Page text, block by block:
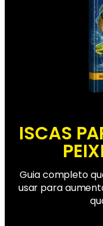
ISCAS
Guia completo
usar para